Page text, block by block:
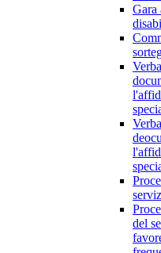
Gara
del